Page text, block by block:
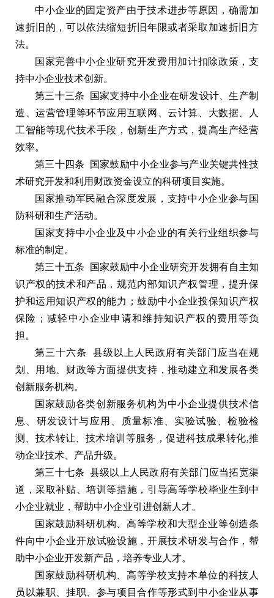
中小企业的固定资产由于技术进步等原因，确需加
速折旧的，可以依法缩短折旧年限或者采取加速折旧方
法。
国家完善中小企业研究开发费用加计扣除政策，支
持中小企业技术创新。
第三十三条 国家支持中小企业在研发设计、生产制
造、运营管理等环节应用互联网、云计算、大数据、人
工智能等现代技术手段，创新生产方式，提高生产经营
效率。
第三十四条 国家鼓励中小企业参与产业关键共性技
术研究开发和利用财政资金设立的科研项目实施。
国家推动军民融合深度发展，支持中小企业参与国
防科研和生产活动。
国家支持中小企业及中小企业的有关行业组织参与
标准的制定。
第三十五条 国家鼓励中小企业研究开发拥有自主知
识产权的技术和产品，规范内部知识产权管理，提升保
护和运用知识产权的能力；鼓励中小企业投保知识产权
保险；减轻中小企业申请和维持知识产权的费用等负
担。
第三十六条 县级以上人民政府有关部门应当在规
划、用地、财政等方面提供支持，推动建立和发展各类
创新服务机构。
国家鼓励各类创新服务机构为中小企业提供技术信
息、研发设计与应用、质量标准、实验试验、检验检
测、技术转让、技术培训等服务，促进科技成果转化,推
动企业技术、产品升级。
第三十七条 县级以上人民政府有关部门应当拓宽渠
道，采取补贴、培训等措施，引导高等学校毕业生到中
小企业就业，帮助中小企业引进创新人才。
国家鼓励科研机构、高等学校和大型企业等创造条
件向中小企业开放试验设施，开展技术研发与合作，帮
助中小企业开发新产品，培养专业人才。
国家鼓励科研机构、高等学校支持本单位的科技人
员以兼职、挂职、参与项目合作等形式到中小企业从事